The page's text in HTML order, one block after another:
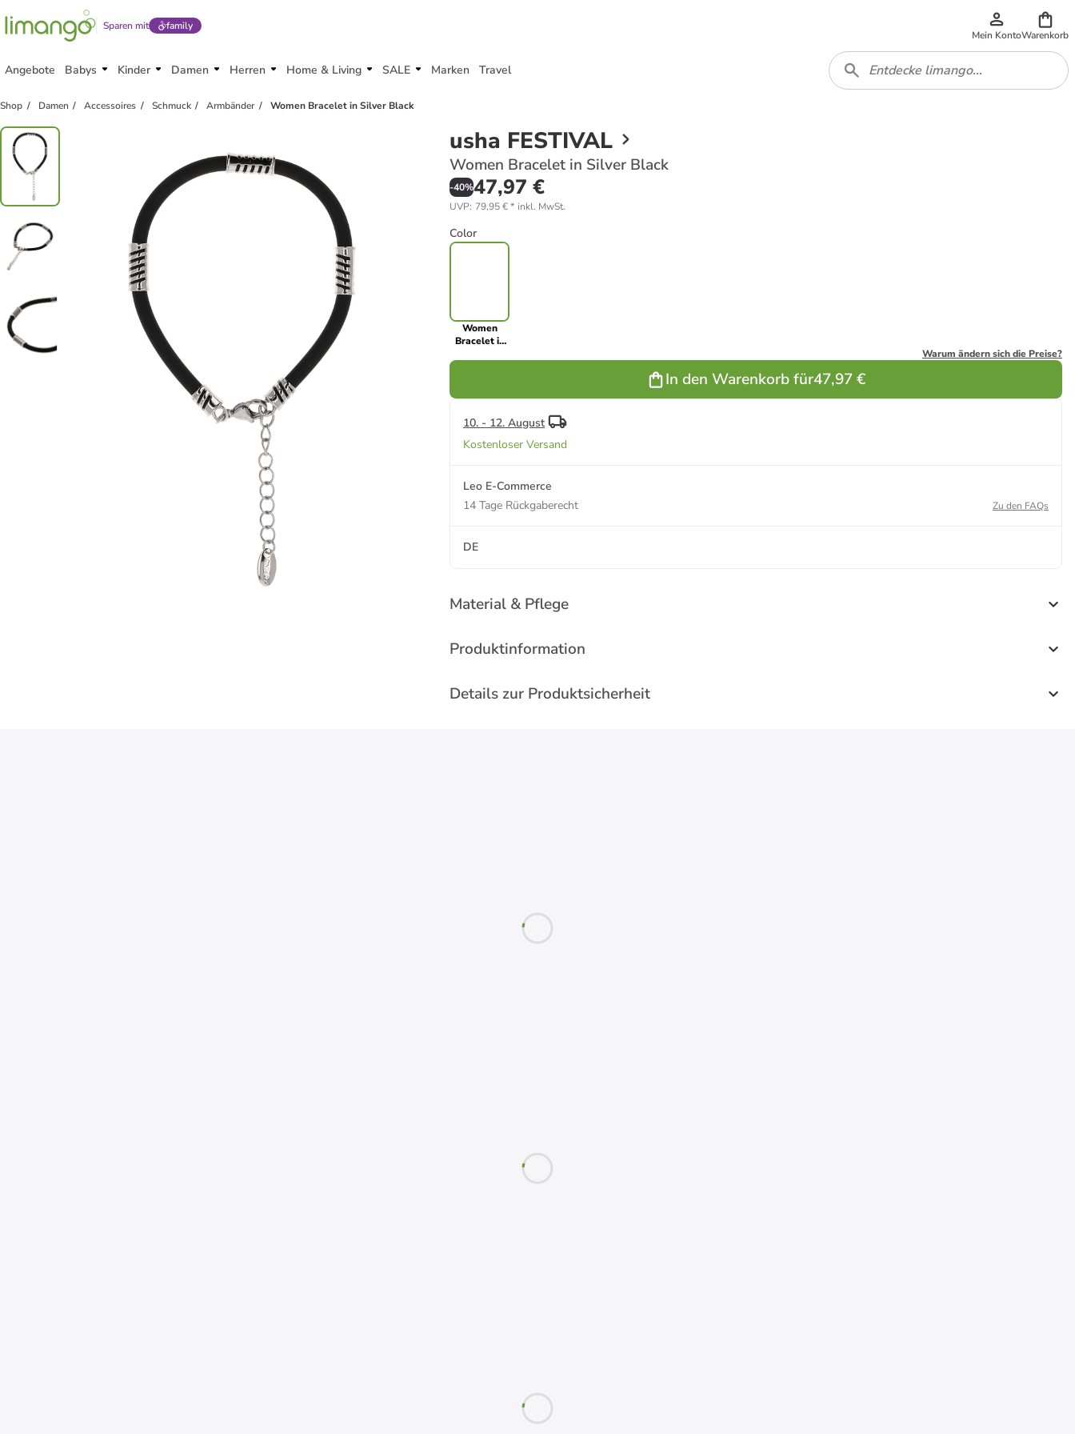
Sparen mit family
Mein KontoWarenkorb
Angebote Babys Kinder Damen Herren Home & Living SALE Marken Travel
Shop Damen Accessoires Schmuck Armbänder Women Bracelet in Silver Black
usha FESTIVAL
Women Bracelet in Silver Black
-40%47,97 €
UVP: 79,95 €* inkl. MwSt.
Color
Women
Bracelet in
Warum ändern sich die Preise?
In den Warenkorb für47,97 €
10. - 12. August
Kostenloser Versand
Leo E-Commerce
14 Tage Rückgaberecht
Zu den FAQs
DE
Material & Pflege
Produktinformation
Details zur Produktsicherheit